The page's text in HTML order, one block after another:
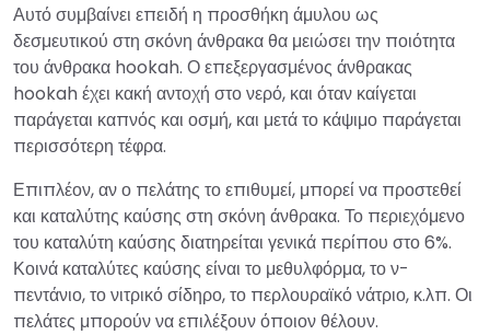
Αυτό συμβαίνει επειδή η προσθήκη άμυλου ως
δεσμευτικού στη σκόνη άνθρακα θα μειώσει την ποιότητα
του άνθρακα hookah. Ο επεξεργασμένος άνθρακας
hookah έχει κακή αντοχή στο νερό, και όταν καίγεται
παράγεται καπνός και οσμή, και μετά το κάψιμο παράγεται
περισσότερη τέφρα.
Επιπλέον, αν ο πελάτης το επιθυμεί, μπορεί να προστεθεί
και καταλύτης καύσης στη σκόνη άνθρακα. Το περιεχόμενο
του καταλύτη καύσης διατηρείται γενικά περίπου στο 6%.
Κοινά καταλύτες καύσης είναι το μεθυλφόρμα, το ν-
πεντάνιο, το νιτρικό σίδηρο, το περλουραϊκό νάτριο, κ.λπ. Οι
πελάτες μπορούν να επιλέξουν όποιον θέλουν.